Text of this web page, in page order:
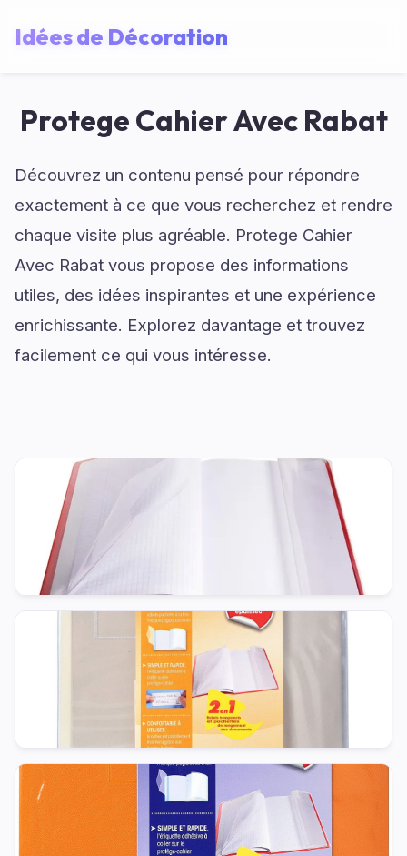
Idées de Décoration
Protege Cahier Avec Rabat
Découvrez un contenu pensé pour répondre
exactement à ce que vous recherchez et rendre
chaque visite plus agréable. Protege Cahier
Avec Rabat vous propose des informations
utiles, des idées inspirantes et une expérience
enrichissante. Explorez davantage et trouvez
facilement ce qui vous intéresse.